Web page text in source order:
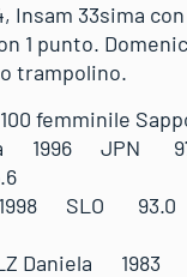
Insam 33sima con
1 punto.
trampolino.
femminile
1996 JPN
1998 SLO
Daniela